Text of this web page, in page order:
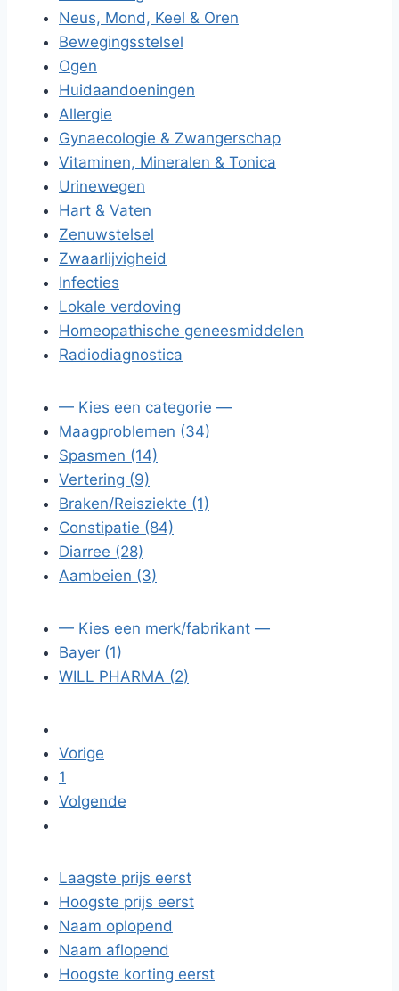
Neus, Mond, Keel & Oren
Bewegingsstelsel
Ogen
Huidaandoeningen
Allergie
Gynaecologie & Zwangerschap
Vitaminen, Mineralen & Tonica
Urinewegen
Hart & Vaten
Zenuwstelsel
Zwaarlijvigheid
Infecties
Lokale verdoving
Homeopathische geneesmiddelen
Radiodiagnostica
— Kies een categorie —
Maagproblemen (34)
Spasmen (14)
Vertering (9)
Braken/Reisziekte (1)
Constipatie (84)
Diarree (28)
Aambeien (3)
— Kies een merk/fabrikant —
Bayer (1)
WILL PHARMA (2)
Vorige
1
Volgende
Laagste prijs eerst
Hoogste prijs eerst
Naam oplopend
Naam aflopend
Hoogste korting eerst